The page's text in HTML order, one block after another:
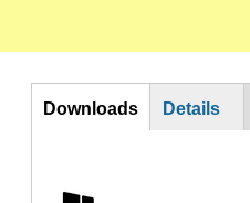
DL
Downloads Details